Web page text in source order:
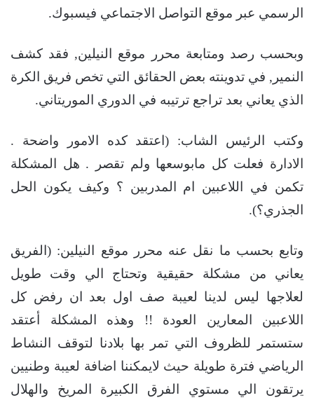
الرسمي عبر موقع التواصل الاجتماعي فيسبوك.
وبحسب رصد ومتابعة محرر موقع النيلين, فقد كشف
النمير, في تدوينته بعض الحقائق التي تخص فريق الكرة
الذي يعاني بعد تراجع ترتيبه في الدوري الموريتاني.
وكتب الرئيس الشاب: (اعتقد كده الامور واضحة .
الادارة فعلت كل مابوسعها ولم تقصر . هل المشكلة
تكمن في اللاعبين ام المدربين ؟ وكيف يكون الحل
الجذري؟).
وتابع بحسب ما نقل عنه محرر موقع النيلين: (الفريق
يعاني من مشكلة حقيقية وتحتاج الي وقت طويل
لعلاجها ليس لدينا لعيبة صف اول بعد ان رفض كل
اللاعبين المعارين العودة !! وهذه المشكلة أعتقد
ستستمر للظروف التي تمر بها بلادنا لتوقف النشاط
الرياضي فترة طويلة حيث لايمكننا اضافة لعيبة وطنيين
يرتقون الي مستوي الفرق الكبيرة المريخ والهلال